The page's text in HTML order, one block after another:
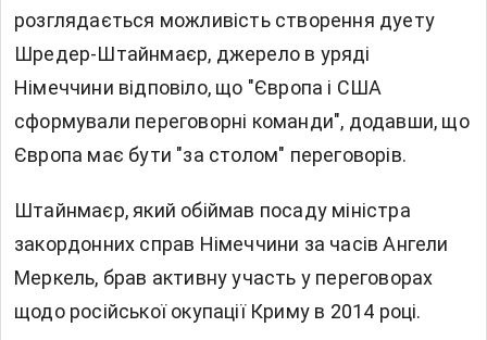
розглядається можливість створення дуету
Шредер-Штайнмаєр, джерело в уряді
Німеччини відповіло, що "Європа і США
сформували переговорні команди", додавши, що
Європа має бути "за столом" переговорів.
Штайнмаєр, який обіймав посаду міністра
закордонних справ Німеччини за часів Ангели
Меркель, брав активну участь у переговорах
щодо російської окупації Криму в 2014 році.